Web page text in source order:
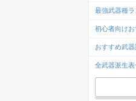
最強武器種
初心者向け
おすすめ武
全武器派生表